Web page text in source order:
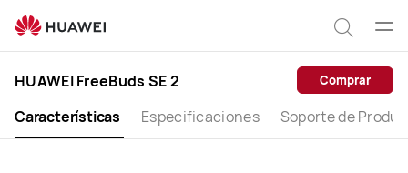
HUAWEI
FreeBuds
SE
Abrir
HUAWEI FreeBuds SE 2
Características
Especificaciones Soporte de
Comprar